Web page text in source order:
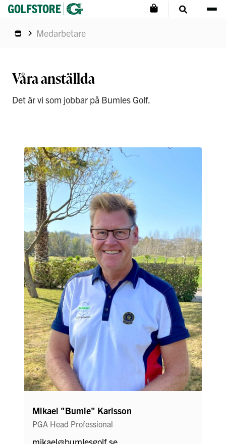
Medarbetare
Våra anställda
Det är vi som jobbar på Bumles Golf.
Mikael "Bumle" Karlsson
PGA Head Professional